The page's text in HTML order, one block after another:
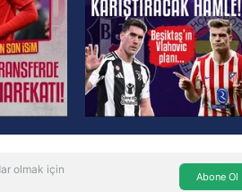
olmak için
Abone Ol